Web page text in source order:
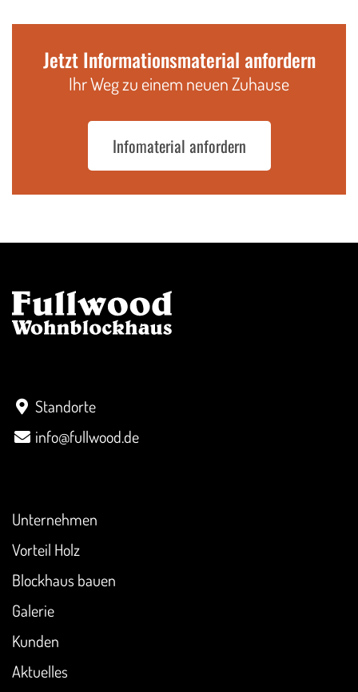
Jetzt Informationsmaterial anfordern
Ihr Weg zu einem neuen Zuhause
Infomaterial anfordern
Standorte
info@fullwood.de
Unternehmen
Vorteil Holz
Blockhaus bauen
Galerie
Kunden
Aktuelles